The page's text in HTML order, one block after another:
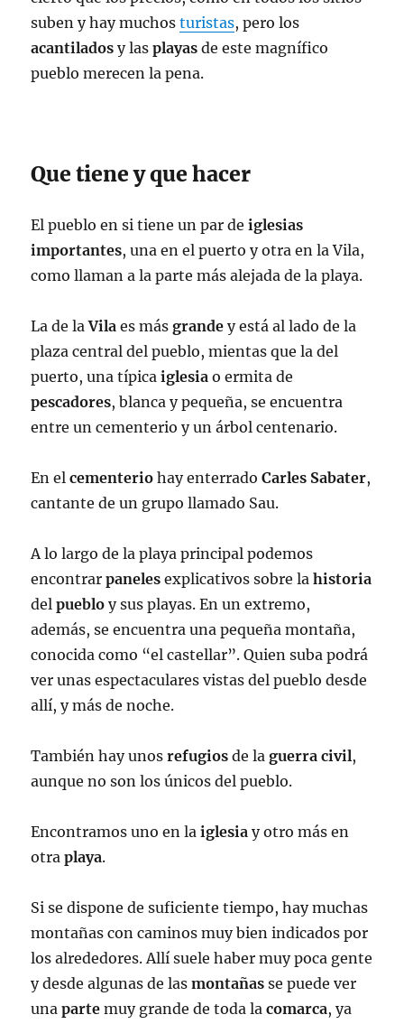
suben y hay muchosturistas, pero los
acantilados y lasplayas de este magnífico
pueblo merecen la pena.
Que tiene y que hacer
El pueblo en si tiene un par deiglesias
importantes, una en el puerto y otra en la Vila,
como llaman a la parte más alejada de la playa.
La de laVila es másgrande y está al lado de la
plaza central del pueblo, mientas que la del
puerto, una típicaiglesia o ermita de
pescadores, blanca y pequeña, se encuentra
entre un cementerio y un árbol centenario.
En elcementerio hay enterradoCarles Sabater,
cantante de un grupo llamado Sau.
A lo largo de la playa principal podemos
encontrarpaneles explicativos sobre lahistoria
delpueblo y sus playas. En un extremo,
además, se encuentra una pequeña montaña,
conocida como “el castellar”. Quien suba podrá
ver unas espectaculares vistas del pueblo desde
allí, y más de noche.
También hay unosrefugios de laguerra civil,
aunque no son los únicos del pueblo.
Encontramos uno en laiglesia y otro más en
otraplaya.
Si se dispone de suficiente tiempo, hay muchas
montañas con caminos muy bien indicados por
los alrededores. Allí suele haber muy poca gente
y desde algunas de lasmontañas se puede ver
unaparte muy grande de toda lacomarca, ya